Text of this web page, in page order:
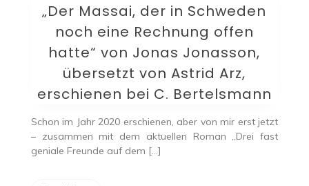
„Der Massai, der in Schweden
noch eine Rechnung offen
hatte“ von Jonas Jonasson,
übersetzt von Astrid Arz,
erschienen bei C. Bertelsmann
Schon im Jahr 2020 erschienen, aber von mir erst jetzt
– zusammen mit dem aktuellen Roman „Drei fast
geniale Freunde auf dem […]